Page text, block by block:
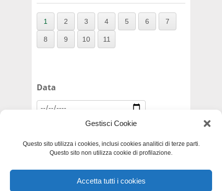
Gestisci Cookie
Questo sito utilizza i cookies, inclusi cookies analitici di terze parti.
Questo sito non utilizza cookie di profilazione.
Accetta tutti i cookies
1 2 3 4 5 6 7
8 9 10 11
Data